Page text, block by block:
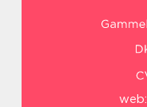
web: